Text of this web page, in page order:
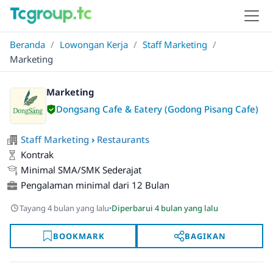
Beranda / Lowongan Kerja / Staff Marketing /
Marketing
Marketing
Dongsang Cafe & Eatery (Godong Pisang Cafe)
Staff Marketing › Restaurants
Kontrak
Minimal SMA/SMK Sederajat
Pengalaman minimal dari 12 Bulan
Tayang 4 bulan yang lalu·Diperbarui 4 bulan yang lalu
BOOKMARK BAGIKAN